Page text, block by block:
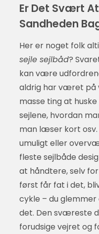
Er Det Svært
Sandheden
Her er noget folk
sejle sejlbåd?
kan være
aldrig har været på
masse ting at
sejlene, hvordan
man læser kort osv.
umuligt eller
fleste sejlbåde
at håndtere, selv
først får fat i det,
cykle – du
det. Den sværeste
forudsige vejret og